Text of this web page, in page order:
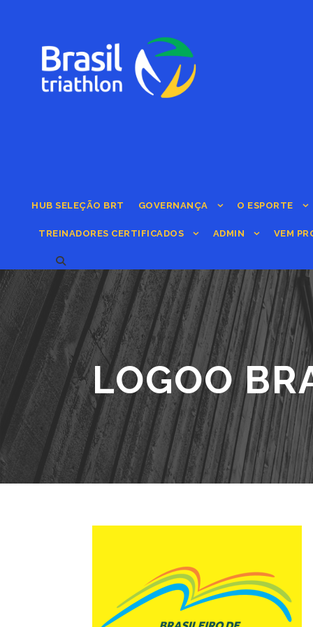
HUB SELEÇÃO BRT GOVERNANÇA O ESPORTE
TREINADORES CERTIFICADOS ADMIN VEM
LOGOO